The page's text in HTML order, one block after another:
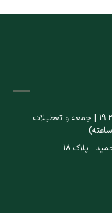
ساعت کاری: شنبه تا پنجشنبه از 8:30 تا 19:30 | جمعه و تعطیلات
- پلاک 18